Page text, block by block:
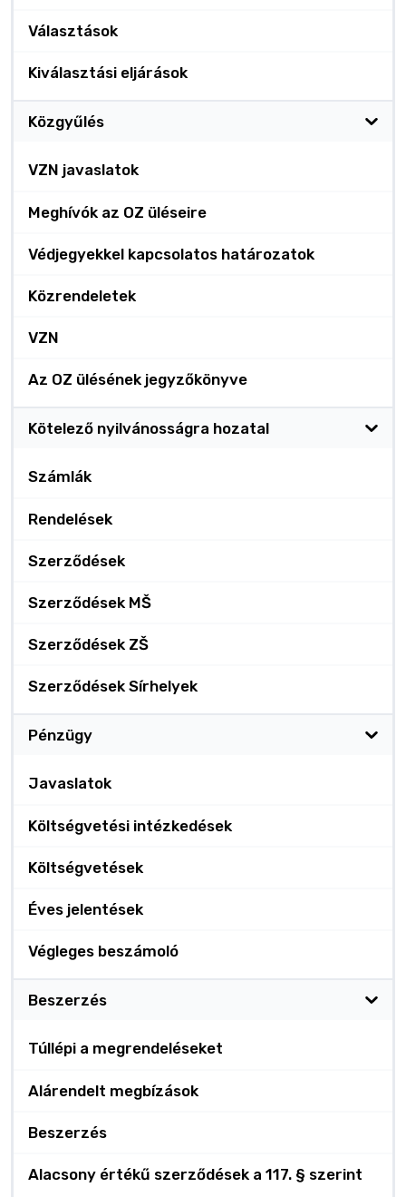
Választások
Kiválasztási eljárások
Közgyűlés
VZN javaslatok
Meghívók az OZ üléseire
Védjegyekkel kapcsolatos határozatok
Közrendeletek
VZN
Az OZ ülésének jegyzőkönyve
Kötelező nyilvánosságra hozatal
Számlák
Rendelések
Szerződések
Szerződések MŠ
Szerződések ZŠ
Szerződések Sírhelyek
Pénzügy
Javaslatok
Költségvetési intézkedések
Költségvetések
Éves jelentések
Végleges beszámoló
Beszerzés
Túllépi a megrendeléseket
Alárendelt megbízások
Beszerzés
Alacsony értékű szerződések a 117. § szerint